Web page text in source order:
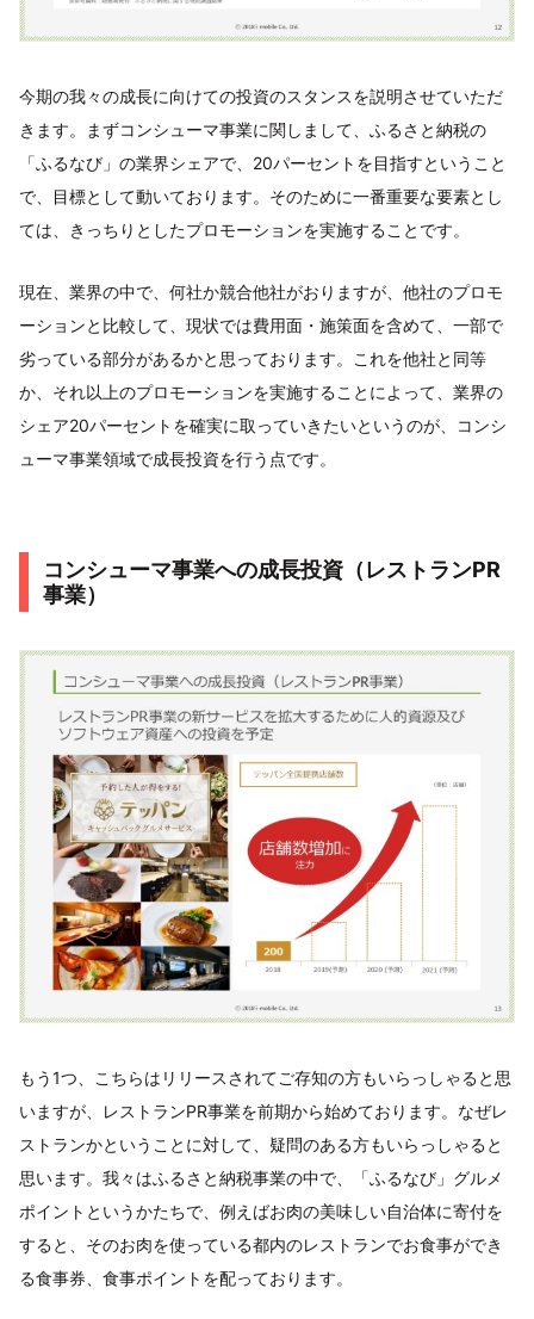
今期の我々の成長に向けての投資のスタンスを説明させていただ
きます。まずコンシューマ事業に関しまして、ふるさと納税の
「ふるなび」の業界シェアで、20パーセントを目指すということ
で、目標として動いております。そのために一番重要な要素とし
ては、きっちりとしたプロモーションを実施することです。
現在、業界の中で、何社か競合他社がおりますが、他社のプロモ
ーションと比較して、現状では費用面・施策面を含めて、一部で
劣っている部分があるかと思っております。これを他社と同等
か、それ以上のプロモーションを実施することによって、業界の
シェア20パーセントを確実に取っていきたいというのが、コンシ
ューマ事業領域で成長投資を行う点です。
コンシューマ事業への成長投資（レストランPR
事業）
もう1つ、こちらはリリースされてご存知の方もいらっしゃると思
いますが、レストランPR事業を前期から始めております。なぜレ
ストランかということに対して、疑問のある方もいらっしゃると
思います。我々はふるさと納税事業の中で、「ふるなび」グルメ
ポイントというかたちで、例えばお肉の美味しい自治体に寄付を
すると、そのお肉を使っている都内のレストランでお食事ができ
る食事券、食事ポイントを配っております。